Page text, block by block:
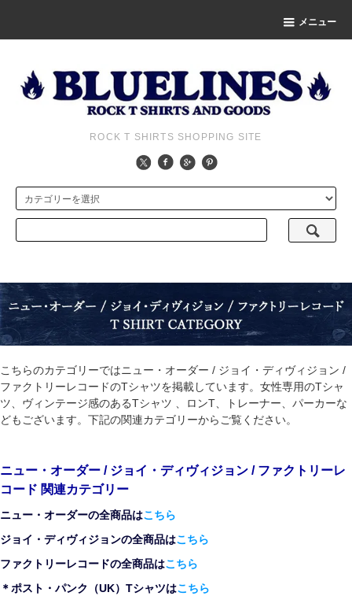
メニュー
ROCK T SHIRTS SHOPPING SITE
こちらのカテゴリーではニュー・オーダー / ジョイ・ディヴィジョン /
ファクトリーレコードのTシャツを掲載しています。女性専用のTシャ
ツ、ヴィンテージ感のあるTシャツ 、ロンT、トレーナー、パーカーな
どもございます。下記の関連カテゴリーからご覧ください。
ニュー・オーダー / ジョイ・ディヴィジョン / ファクトリーレ
コード 関連カテゴリー
ニュー・オーダーの全商品はこちら
ジョイ・ディヴィジョンの全商品はこちら
ファクトリーレコードの全商品はこちら
＊ポスト・パンク（UK）Tシャツはこちら